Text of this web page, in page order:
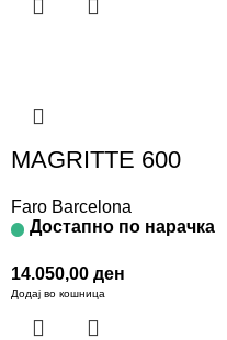
MAGRITTE 600
Faro Barcelona
Достапно по нарачка
14.050,00 ден
Додај во кошница